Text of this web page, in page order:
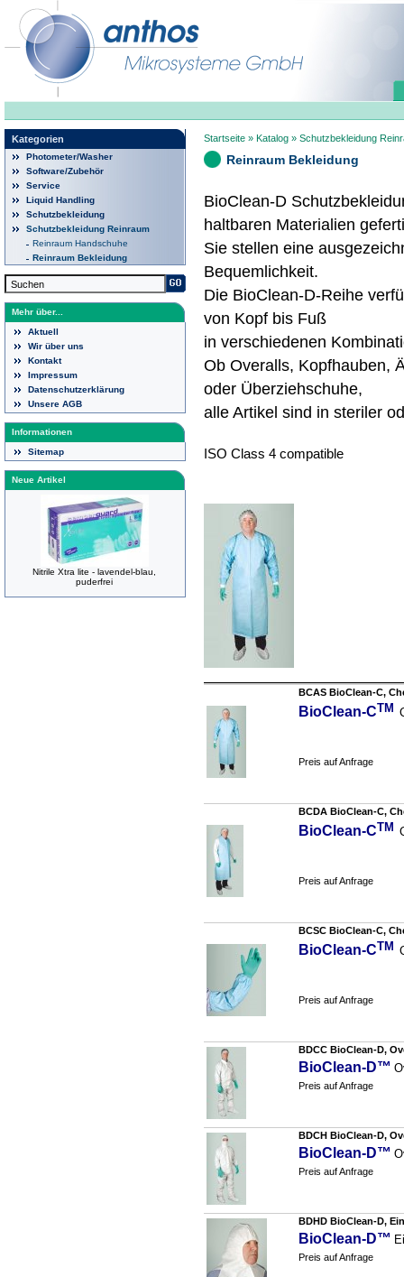
Kategorien
Photometer/Washer
Software/Zubehör
Service
Liquid Handling
Schutzbekleidung
Schutzbekleidung Reinraum
Reinraum Handschuhe
Reinraum Bekleidung
Mehr über...
Aktuell
Wir über uns
Kontakt
Impressum
Datenschutzerklärung
Unsere AGB
Informationen
Sitemap
Neue Artikel
Nitrile Xtra lite - lavendel-blau,
puderfrei
Startseite » Katalog » Schutzbekleidung
Reinraum Bekleidung
BioClean-D
haltbaren Materialien
Sie stellen eine
Bequemlichkeit.
Die BioClean-D-Reihe
von Kopf bis Fuß
in verschiedenen
Ob Overalls, Kopfhauben,
oder Überziehschuhe,
alle Artikel sind in steriler
ISO Class 4 compatible
BCAS BioClean-C,
BioClean-CTM
Preis auf Anfrage
BCDA BioClean-C,
BioClean-CTM
Preis auf Anfrage
BCSC BioClean-C,
BioClean-CTM
Preis auf Anfrage
BDCC BioClean-D,
BioClean-D™
Preis auf Anfrage
BDCH BioClean-D,
BioClean-D™
Preis auf Anfrage
BDHD BioClean-D,
BioClean-D™
Preis auf Anfrage